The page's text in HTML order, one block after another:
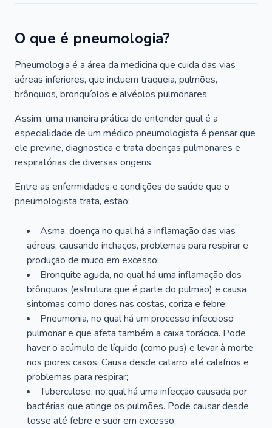
O que é pneumologia?
Pneumologia é a área da medicina que cuida das vias
aéreas inferiores, que incluem traqueia, pulmões,
brônquios, bronquíolos e alvéolos pulmonares.
Assim, uma maneira prática de entender qual é a
especialidade de um médico pneumologista é pensar que
ele previne, diagnostica e trata doenças pulmonares e
respiratórias de diversas origens.
Entre as enfermidades e condições de saúde que o
pneumologista trata, estão:
Asma, doença no qual há a inflamação das vias
aéreas, causando inchaços, problemas para respirar e
produção de muco em excesso;
Bronquite aguda, no qual há uma inflamação dos
brônquios (estrutura que é parte do pulmão) e causa
sintomas como dores nas costas, coriza e febre;
Pneumonia, no qual há um processo infeccioso
pulmonar e que afeta também a caixa torácica. Pode
haver o acúmulo de líquido (como pus) e levar à morte
nos piores casos. Causa desde catarro até calafrios e
problemas para respirar;
Tuberculose, no qual há uma infecção causada por
bactérias que atinge os pulmões. Pode causar desde
tosse até febre e suor em excesso;